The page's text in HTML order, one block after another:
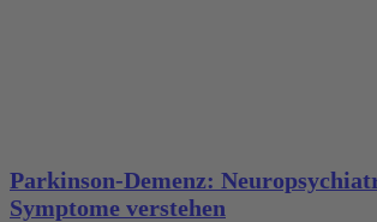
Parkinson-Demenz:
Symptome verstehen